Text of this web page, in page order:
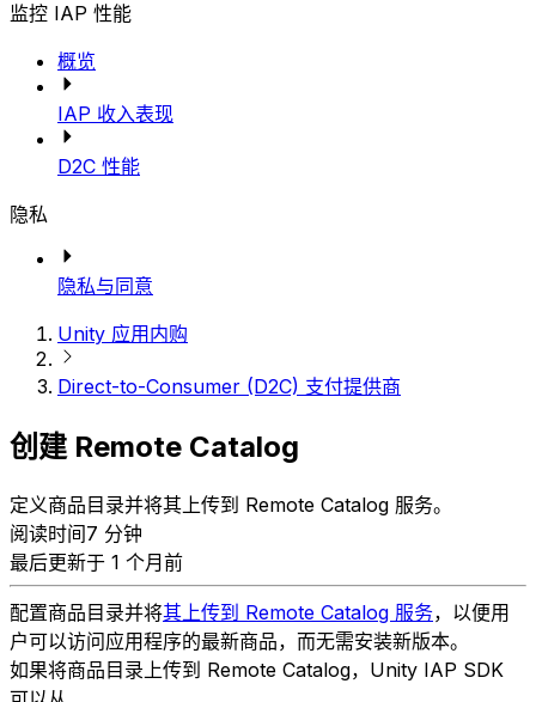
监控 IAP 性能
概览
IAP 收入表现
D2C 性能
隐私
隐私与同意
Unity 应用内购
Direct-to-Consumer (D2C) 支付提供商
创建 Remote Catalog
定义商品目录并将其上传到 Remote Catalog 服务。
阅读时间7 分钟
最后更新于 1 个月前
配置商品目录并将其上传到 Remote Catalog 服务，以便用
户可以访问应用程序的最新商品，而无需安装新版本。
如果将商品目录上传到 Remote Catalog，Unity IAP SDK